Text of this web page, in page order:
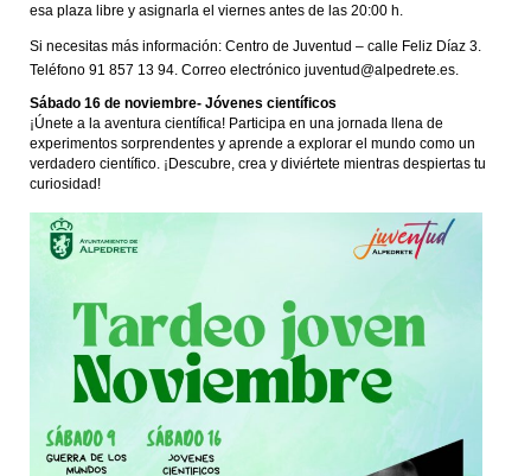
esa plaza libre y asignarla el viernes antes de las 20:00 h.
Si necesitas más información: Centro de Juventud – calle Feliz Díaz 3.
Teléfono 91 857 13 94. Correo electrónico juventud@alpedrete.es.
Sábado 16 de noviembre- Jóvenes científicos
¡Únete a la aventura científica! Participa en una jornada llena de
experimentos sorprendentes y aprende a explorar el mundo como un
verdadero científico. ¡Descubre, crea y diviértete mientras despiertas tu
curiosidad!